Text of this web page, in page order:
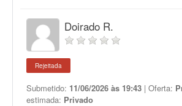
Doirado R.
Rejeitada
Submetido: 11/06/2026 às 19:43 | Oferta:
estimada: Privado